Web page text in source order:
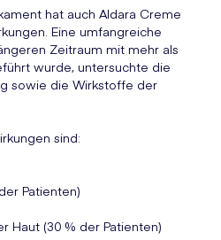
hat auch Aldara Creme
Eine umfangreiche
Zeitraum mit mehr als
wurde, untersuchte die
sowie die Wirkstoffe der
sind:
Patienten)
Haut (30 % der Patienten)